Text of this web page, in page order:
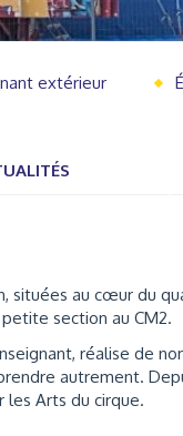
extérieur
situées au cœur du
section au CM2.
réalise de
autrement.
les Arts du cirque.